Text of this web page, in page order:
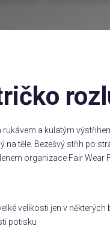
a kulatým
na těle. Bezešvý střih po
organizace Fair
velikosti jen v
potisku